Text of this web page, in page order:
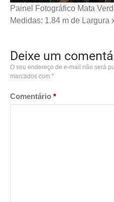
Painel Fotográfico Mata
Medidas: 1.84 m de Largura
Deixe um
O seu endereço de e-mail não será
marcados com *
Comentário *